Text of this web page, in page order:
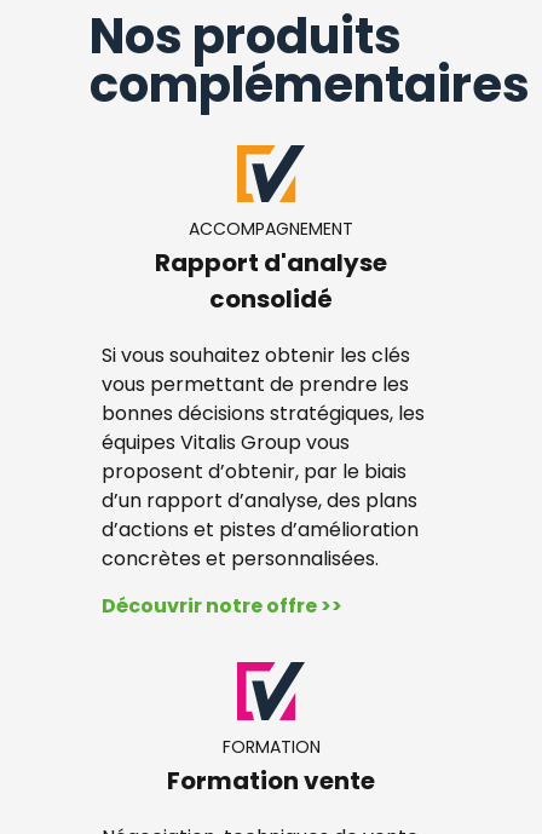
Nos produits
complémentaires
ACCOMPAGNEMENT
Rapport d'analyse
consolidé
Si vous souhaitez obtenir les clés
vous permettant de prendre les
bonnes décisions stratégiques, les
équipes Vitalis Group vous
proposent d’obtenir, par le biais
d’un rapport d’analyse, des plans
d’actions et pistes d’amélioration
concrètes et personnalisées.
Découvrir notre offre >>
FORMATION
Formation vente